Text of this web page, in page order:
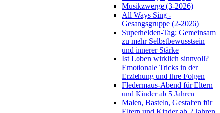
Musikzwerge (3-2026)
All Ways Sing -
Gesangsgruppe (2-2026)
Superhelden-Tag: Gemeinsam
zu mehr Selbstbewusstsein
und innerer Stärke
Ist Loben wirklich sinnvoll?
Emotionale Tricks in der
Erziehung und ihre Folgen
Fledermaus-Abend für Eltern
und Kinder ab 5 Jahren
Malen, Basteln, Gestalten für
Eltern und Kinder ab 2 Jahren